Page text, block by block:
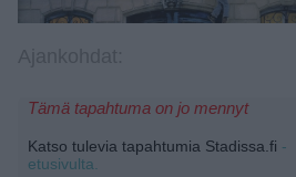
Tämä tapahtuma on jo mennyt
Katso tulevia tapahtumia Stadissa.fi -
etusivulta.